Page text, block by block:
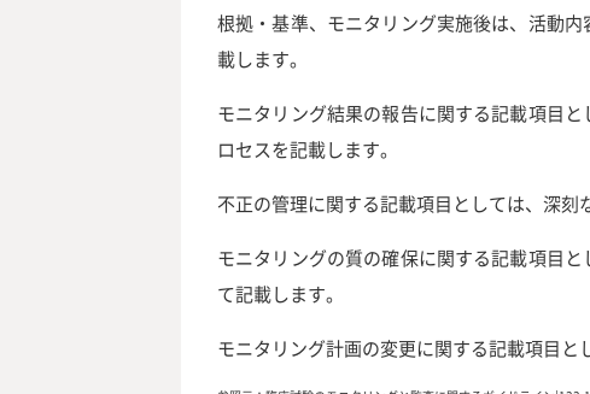
根拠・基準、モニタリング実施後は、活動
載します。
モニタリング結果の報告に関する記載項目
ロセスを記載します。
不正の管理に関する記載項目としては、深
モニタリングの質の確保に関する記載項目
て記載します。
モニタリング計画の変更に関する記載項目